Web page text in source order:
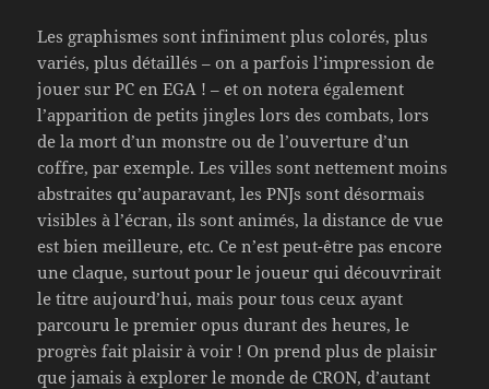
Les graphismes sont infiniment plus colorés, plus
variés, plus détaillés – on a parfois l’impression de
jouer sur PC en EGA ! – et on notera également
l’apparition de petits jingles lors des combats, lors
de la mort d’un monstre ou de l’ouverture d’un
coffre, par exemple. Les villes sont nettement moins
abstraites qu’auparavant, les PNJs sont désormais
visibles à l’écran, ils sont animés, la distance de vue
est bien meilleure, etc. Ce n’est peut-être pas encore
une claque, surtout pour le joueur qui découvrirait
le titre aujourd’hui, mais pour tous ceux ayant
parcouru le premier opus durant des heures, le
progrès fait plaisir à voir ! On prend plus de plaisir
que jamais à explorer le monde de CRON, d’autant